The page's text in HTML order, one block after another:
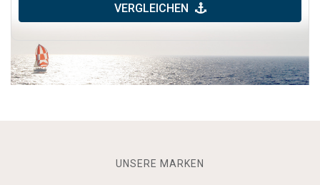
VERGLEICHEN
UNSERE MARKEN